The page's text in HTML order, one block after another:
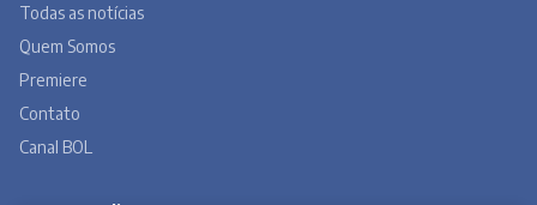
Todas as notícias
Quem Somos
Premiere
Contato
Canal BOL